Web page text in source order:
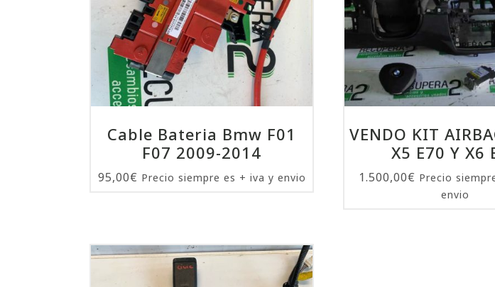
Cable Bateria Bmw F01
F07 2009-2014
95,00€ Precio siempre es + iva y envio
VENDO KIT
X5 E70 Y X6
1.500,00€ Precio
envio